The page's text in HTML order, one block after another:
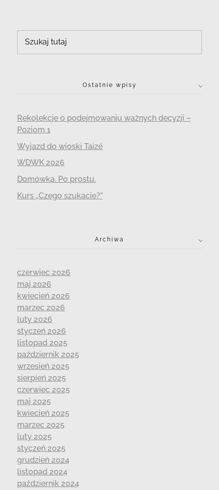
Ostatnie wpisy
Rekolekcje o podejmowaniu ważnych decyzji –
Poziom 1
Wyjazd do wioski Taizé
WDWK 2026
Domówka. Po prostu.
Kurs „Czego szukacie?”
Archiwa
czerwiec 2026
maj 2026
kwiecień 2026
marzec 2026
luty 2026
styczeń 2026
listopad 2025
październik 2025
wrzesień 2025
sierpień 2025
czerwiec 2025
maj 2025
kwiecień 2025
marzec 2025
luty 2025
styczeń 2025
grudzień 2024
listopad 2024
październik 2024